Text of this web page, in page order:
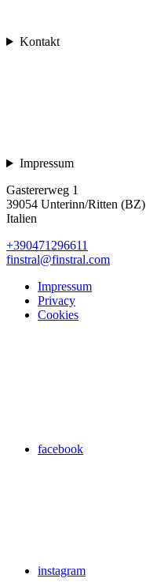
Kontakt
Impressum
Gastererweg 1
39054 Unterinn/Ritten (BZ)
Italien
+390471296611
finstral@finstral.com
Impressum
Privacy
Cookies
facebook
instagram